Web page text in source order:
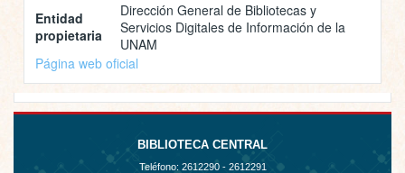
Entidad
propietaria
Dirección General de Bibliotecas y
Servicios Digitales de Información de la
UNAM
Página web oficial
BIBLIOTECA CENTRAL
Teléfono: 2612290 - 2612291